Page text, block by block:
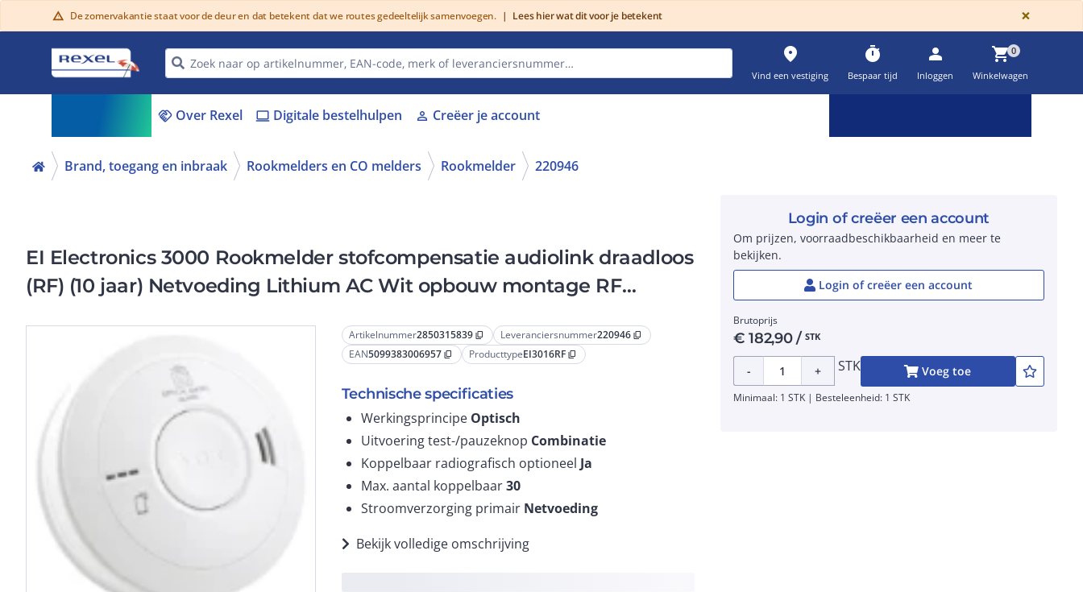
warning De zomervakantie staat voor de deur en dat betekent dat we routes gedeeltelijk samenvoegen. | Lees hier wat dit voor je betekent ×
place
Vind een vestiging
timer
Bespaar tijd
person
Inloggen
shopping_cart0
Winkelwagen
handshake Over Rexel laptop Digitale bestelhulpen person Creëer je account
Brand, toegang en inbraak Rookmelders en CO melders Rookmelder 220946
EI Electronics 3000 Rookmelder stofcompensatie audiolink draadloos
(RF) (10 jaar) Netvoeding Lithium AC Wit opbouw montage RF
Artikelnummer2850315839 content_copy Leveranciersnummer220946 content_copy
EAN5099383006957 content_copy ProducttypeEI3016RF content_copy
Technische specificaties
Werkingsprincipe Optisch
Uitvoering test-/pauzeknop Combinatie
Koppelbaar radiografisch optioneel Ja
Max. aantal koppelbaar30
Stroomverzorging primair Netvoeding
Bekijk volledige omschrijving
Login of creëer een account
Om prijzen, voorraadbeschikbaarheid en meer te
bekijken.
Login of creëer een account
Brutoprijs
€182,90/ STK
- + STK Voeg toe
Minimaal: 1 STK | Besteleenheid: 1 STK